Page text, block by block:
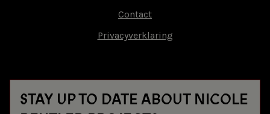
Contact
Privacyverklaring
STAY UP TO DATE ABOUT NICOLE